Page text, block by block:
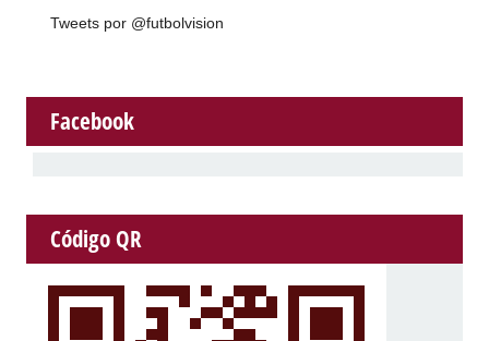
Tweets por @futbolvision
Facebook
Código QR